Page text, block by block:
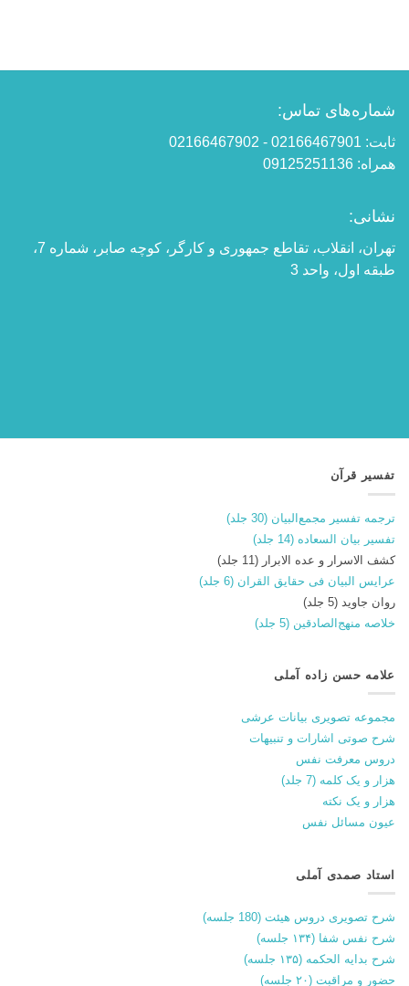
شماره‌های تماس:
ثابت: 02166467901 - 02166467902
همراه: 09125251136
نشانی:
تهران، انقلاب، تقاطع جمهوری و کارگر، کوچه صابر، شماره 7،
طبقه اول، واحد 3
تفسیر قرآن
ترجمه تفسیر مجمع‌البیان (30 جلد)
تفسیر بیان السعاده (14 جلد)
کشف الاسرار و عده الابرار (11 جلد)
عرایس البیان فی حقایق القران (6 جلد)
روان جاوید (5 جلد)
خلاصه منهج‌الصادقین (5 جلد)
علامه حسن زاده آملی
مجموعه تصویری بیانات عرشی
شرح صوتی اشارات و تنبیهات
دروس معرفت نفس
هزار و یک کلمه (7 جلد)
هزار و یک نکته
عیون مسائل نفس
استاد صمدی آملی
شرح تصویری دروس هیئت (180 جلسه)
شرح نفس شفا (۱۳۴ جلسه)
شرح بدایه الحکمه (۱۳۵ جلسه)
حضور و مراقبت (۲۰ جلسه)